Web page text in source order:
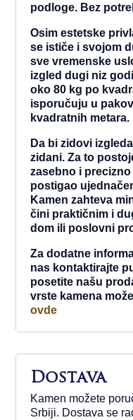
podloge. Bez
Osim estetske
se ističe i svojom
sve vremenske
izgled dugi niz
oko 80 kg po
isporučuju u
kvadratnih metara.
Da bi zidovi
zidani. Za to
zasebno i
postigao
Kamen zahteva
čini praktičnim i
dom ili poslovni
Za dodatne
nas kontaktirajte
posetite našu
vrste kamena
ovde
Dostava
Kamen možete
Srbiji. Dostava se